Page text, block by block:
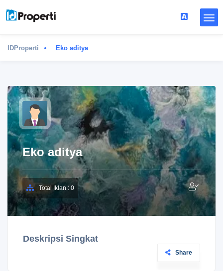
IDProperti Eko aditya
Eko aditya
Total Iklan : 0
Deskripsi Singkat
Share